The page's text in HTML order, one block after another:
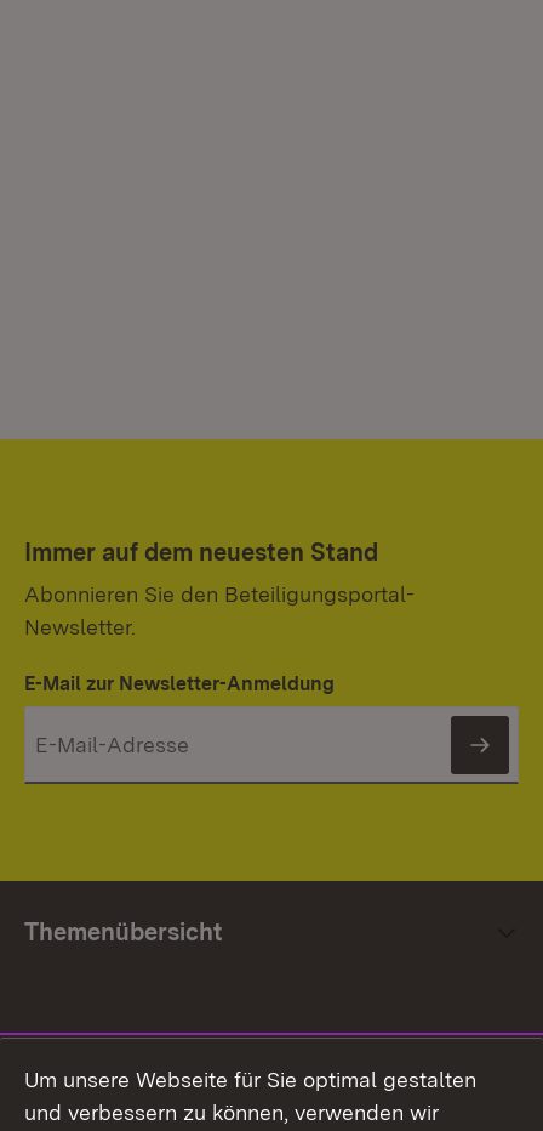
Immer auf dem neuesten Stand
Abonnieren Sie den Beteiligungsportal-
Newsletter.
E-Mail zur Newsletter-Anmeldung
Themenübersicht
Facebook
Um unsere Webseite für Sie optimal gestalten
und verbessern zu können, verwenden wir